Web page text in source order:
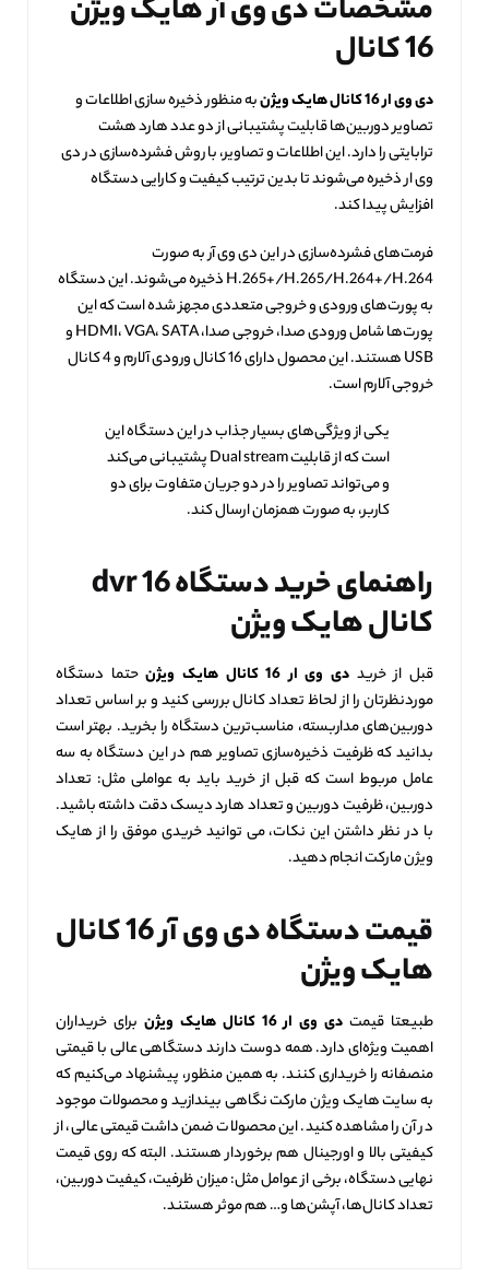
مشخصات دی وی آر هایک ویژن
16 کانال
دی وی ار 16 کانال هایک ویژن
به منظور ذخیره سازی اطلاعات و
تصاویر دوربین‌ها قابلیت پشتیبانی از دو عدد هارد هشت
ترابایتی را دارد. این اطلاعات و تصاویر، با روش فشرده‌سازی در دی
وی ار ذخیره می‌شوند تا بدین ترتیب کیفیت و کارایی دستگاه
افزایش پیدا کند.
فرمت‌های فشرده‌سازی در این دی وی آر به صورت
H.265+/H.265/H.264+/H.264 ذخیره می‌شوند. این دستگاه
به پورت‌های ورودی و خروجی متعددی مجهز شده است که این
پورت‌ها شامل ورودی صدا، خروجی صدا، HDMI، VGA، SATA و
USB هستند. این محصول دارای 16 کانال ورودی آلارم و 4 کانال
خروجی آلارم است.
یکی از ویژگی‌های بسیار جذاب در این دستگاه این
است که از قابلیت Dual stream پشتیبانی می‌کند
و می‌تواند تصاویر را در دو جریان متفاوت برای دو
کاربر، به صورت همزمان ارسال کند.
راهنمای خرید دستگاهdvr 16
کانال هایک ویژن
قبل از خرید دی وی ار 16 کانال هایک ویژن
حتما دستگاه
موردنظرتان را از لحاظ تعداد کانال بررسی کنید و بر اساس تعداد
دوربین‌های مداربسته، مناسب‌ترین دستگاه را بخرید. بهتر است
بدانید که ظرفیت ذخیره‌سازی تصاویر هم در این دستگاه به سه
عامل مربوط است که قبل از خرید باید به عواملی مثل: تعداد
دوربین، ظرفیت دوربین و تعداد هارد دیسک دقت داشته باشید.
با در نظر داشتن این نکات، می توانید خریدی موفق را از هایک
ویژن مارکت انجام دهید.
قیمت دستگاه دی وی آر 16 کانال
هایک ویژن
طبیعتا قیمت دی وی ار 16 کانال هایک ویژن
برای خریداران
اهمیت ویژه‌ای دارد. همه دوست دارند دستگاهی عالی با قیمتی
منصفانه را خریداری کنند. به همین منظور، پیشنهاد می‌کنیم که
به سایت هایک ویژن مارکت نگاهی بیندازید و محصولات موجود
در آن را مشاهده کنید. این محصولات ضمن داشت قیمتی عالی، از
کیفیتی بالا و اورجینال هم برخوردار هستند. البته که روی قیمت
نهایی دستگاه، برخی از عوامل مثل: میزان ظرفیت، کیفیت دوربین،
تعداد کانال‌ها، آپشن‌ها و… هم موثر هستند.